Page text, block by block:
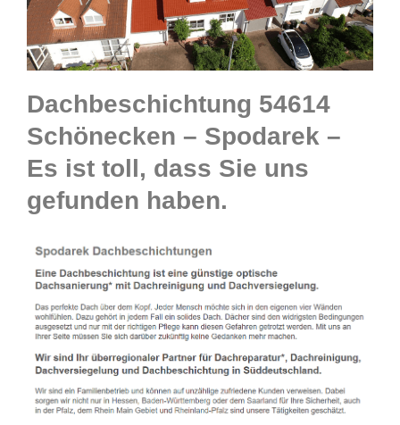
Dachbeschichtung 54614
Schönecken – Spodarek –
Es ist toll, dass Sie uns
gefunden haben.